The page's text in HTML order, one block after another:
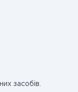
засобів.